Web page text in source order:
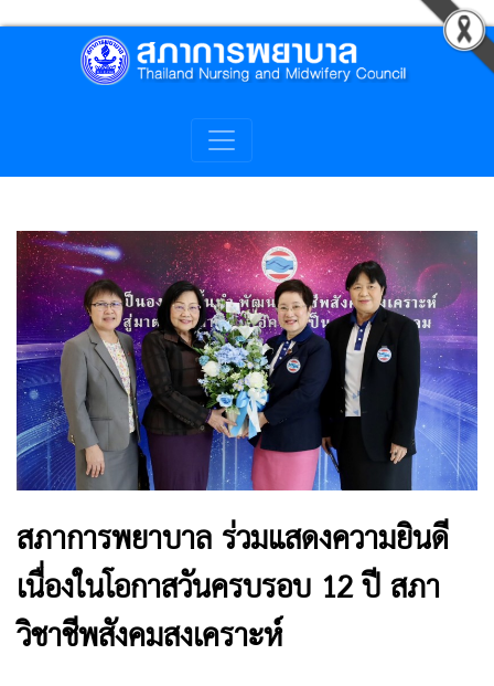
สภาการพยาบาล ร่วมแสดงความยินดี
เนื่องในโอกาสวันครบรอบ 12 ปี สภา
วิชาชีพสังคมสงเคราะห์